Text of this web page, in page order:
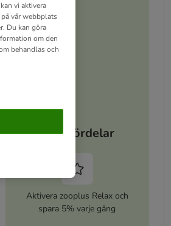
Dina fördelar
Aktivera zooplus Relax och
spara 5% varje gång
vi aktivera
vår webbplats
Du kan göra
om den
behandlas och